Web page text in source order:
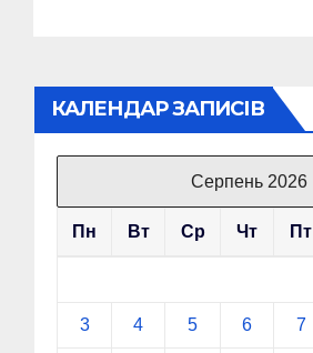
КАЛЕНДАР ЗАПИСІВ
Серпень 2026
Пн Вт Ср Чт Пт
3 4 5 6 7